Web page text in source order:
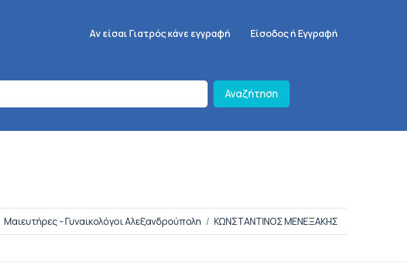
Κεντρική πλοήγηση
Aν είσαι Γιατρός κάνε εγγραφή SignUp Menu
Είσοδος ή Εγγραφή
Αναζήτηση
Μαιευτήρες - Γυναικολόγοι Αλεξανδρούπολη ΚΩΝΣΤΑΝΤΙΝΟΣ ΜΕΝΕΞΑΚΗΣ